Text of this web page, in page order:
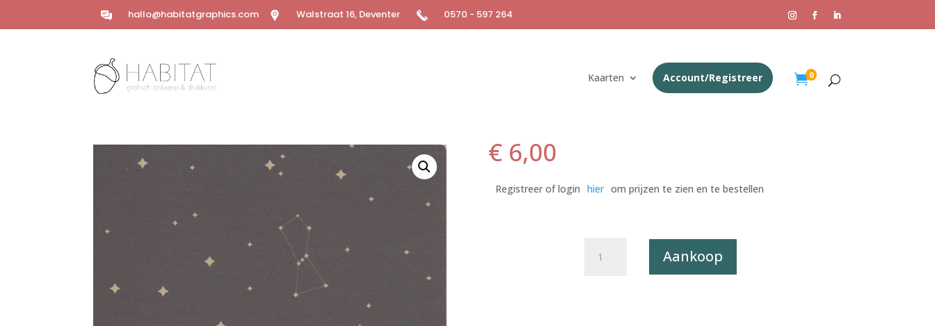
hallo@habitatgraphics.com Walstraat 16, Deventer 0570 - 597 264
Kaarten Account/Registreer 0
€6,00
Registreer of login hier om prijzen te zien en te bestellen
Bits
Aankoop